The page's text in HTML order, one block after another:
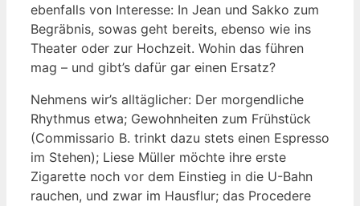
ebenfalls von Interesse: In Jean und Sakko zum
Begräbnis, sowas geht bereits, ebenso wie ins
Theater oder zur Hochzeit. Wohin das führen
mag – und gibt’s dafür gar einen Ersatz?
Nehmens wir’s alltäglicher: Der morgendliche
Rhythmus etwa; Gewohnheiten zum Frühstück
(Commissario B. trinkt dazu stets einen Espresso
im Stehen); Liese Müller möchte ihre erste
Zigarette noch vor dem Einstieg in die U-Bahn
rauchen, und zwar im Hausflur; das Procedere